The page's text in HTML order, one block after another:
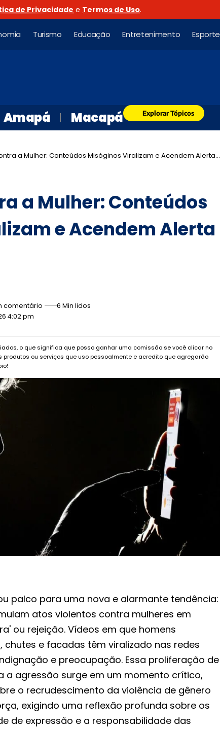
de Privacidade e Termos de Uso.
Turismo Educação Entretenimento Esporte
Amapá Macapá Explorar Tópicos
a Mulher: Conteúdos Misóginos Viralizam e Acendem Alerta Urgente
a Mulher: Conteúdos
e Acendem Alerta
4:02 pm
comentário 6 Min lidos
o que significa que posso ganhar uma comissão se você clicar no
produtos ou serviços que uso pessoalmente e acredito que agregarão
palco para uma nova e alarmante tendência:
atos violentos contra mulheres em
ou rejeição. Vídeos em que homens
chutes e facadas têm viralizado nas redes
e preocupação. Essa proliferação de
a agressão surge em um momento crítico,
o recrudescimento da violência de gênero
exigindo uma reflexão profunda sobre os
de expressão e a responsabilidade das